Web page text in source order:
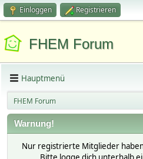
Einloggen Registrieren
FHEM Forum
Hauptmenü
FHEM Forum
Warnung!
Nur registrierte Mitglieder